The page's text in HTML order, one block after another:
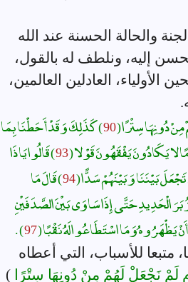
والحالة الحسنة عند الله
إليه، ونلطف له بالقول،
العادلين العالمين،
دُونِهَا سِتْرًا ( ) كَذَلِكَ وَقَدْ أَحَطْنَا بِمَا
لا يَكَادُونَ يَفْقَهُونَ قَوْلا ( ) قَالُوا يَا ذَا
بَيْنَنَا وَبَيْنَهُمْ سَدًّا ( ) قَالَ مَا
الْحَدِيدِ حَتَّى إِذَا سَاوَى بَيْنَ الصَّدَفَيْنِ
يَظْهَرُوهُ وَمَا اسْتَطَاعُوا لَهُ نَقْبًا ( ) .
للأسباب، التي أعطاه
نَجْعَلْ لَهُمْ مِنْ دُونِهَا سِتْرًا )